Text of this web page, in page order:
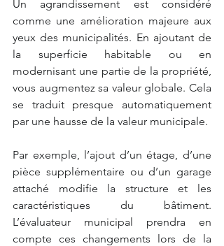
Un agrandissement est considéré
comme une amélioration majeure aux
yeux des municipalités. En ajoutant de
la superficie habitable ou en
modernisant une partie de la propriété,
vous augmentez sa valeur globale. Cela
se traduit presque automatiquement
par une hausse de la valeur municipale.
Par exemple, l’ajout d’un étage, d’une
pièce supplémentaire ou d’un garage
attaché modifie la structure et les
caractéristiques du bâtiment.
L’évaluateur municipal prendra en
compte ces changements lors de la